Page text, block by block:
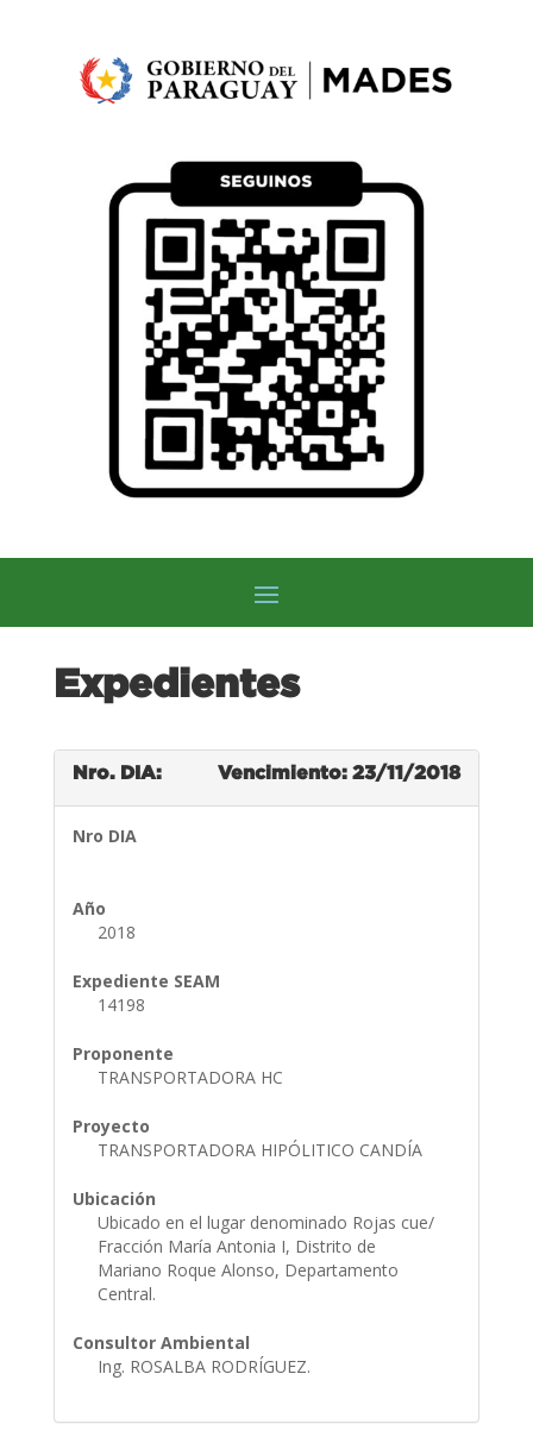
Expedientes
Nro. DIA: Vencimiento: 23/11/2018
Nro DIA
Año
2018
Expediente SEAM
14198
Proponente
TRANSPORTADORA HC
Proyecto
TRANSPORTADORA HIPÓLITICO CANDÍA
Ubicación
Ubicado en el lugar denominado Rojas cue/
Fracción María Antonia I, Distrito de
Mariano Roque Alonso, Departamento
Central.
Consultor Ambiental
Ing. ROSALBA RODRÍGUEZ.